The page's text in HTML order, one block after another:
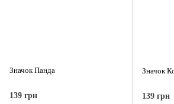
Значок Панда
139 грн
Значок
139 грн